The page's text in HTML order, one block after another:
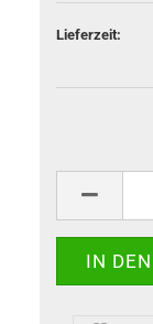
Lieferzeit: